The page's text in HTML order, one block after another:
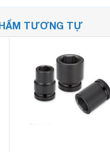
TƯƠNG TỰ